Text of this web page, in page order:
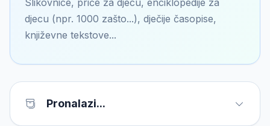
Slikovnice, priče za djecu, enciklopedije za
djecu (npr. 1000 zašto...), dječije časopise,
književne tekstove...
Pronalazi...